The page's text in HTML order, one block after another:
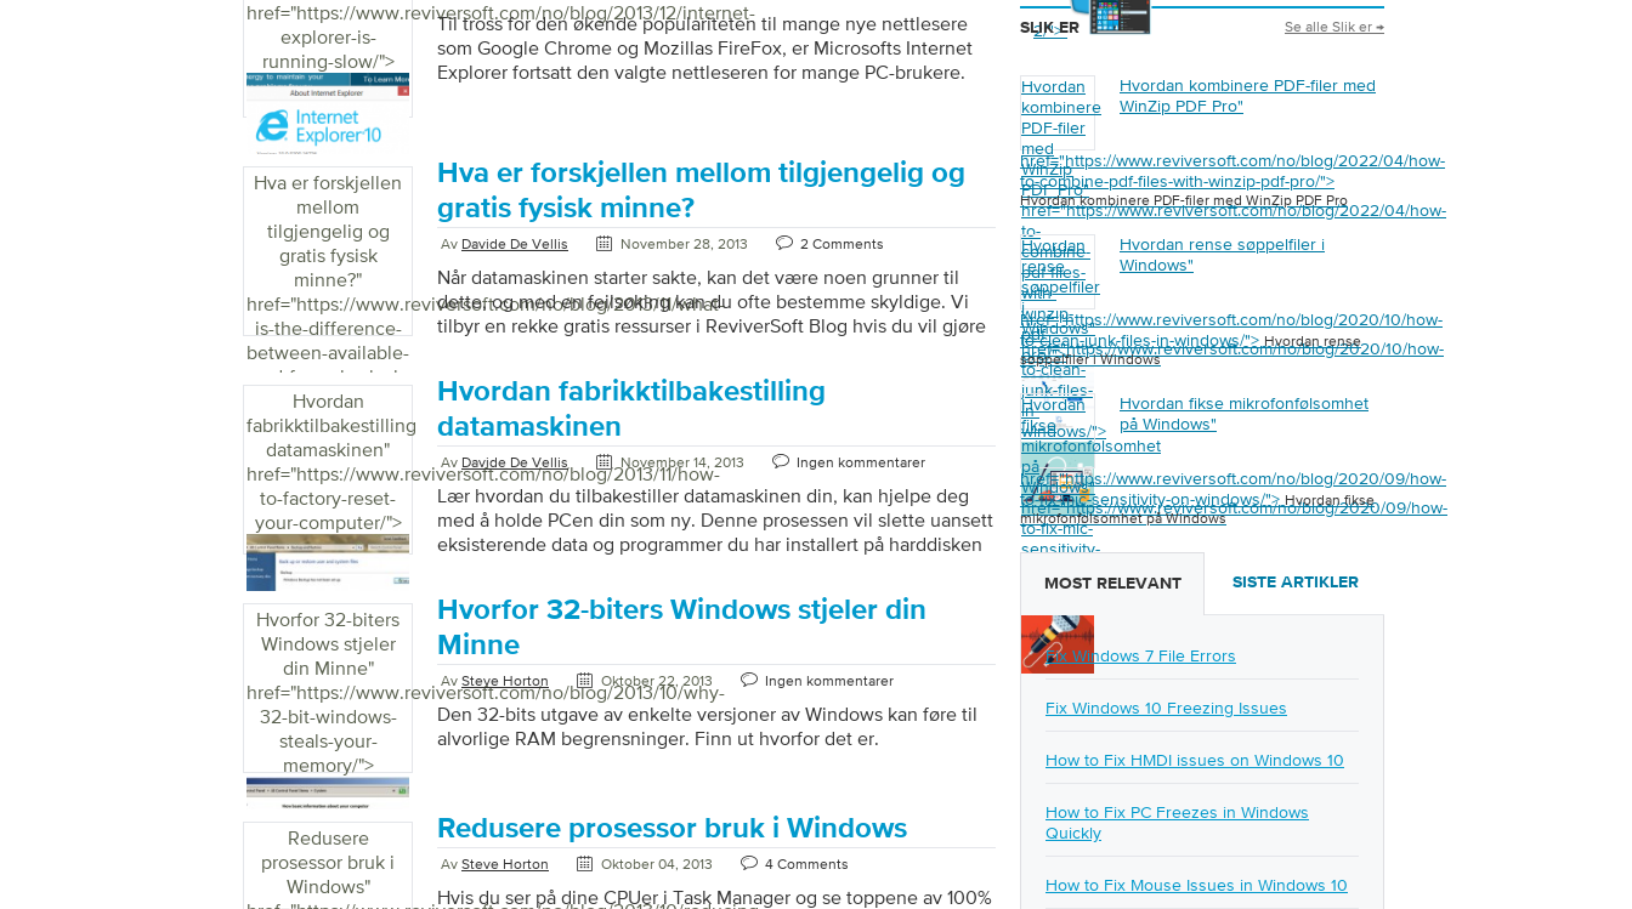
href="https://www.reviversoft.com/no/blog/2013/12/internet-
explorer-is-
running-slow/">
Til tross for den økende populariteten til mange nye nettlesere
som Google Chrome og Mozillas FireFox, er Microsofts Internet
Explorer fortsatt den valgte nettleseren for mange PC-brukere.
ytelsen (og noen ganger sikkerhetsproblemer), men i løpet av
årene har Microsoft gjort noen gode forbedringer i nettleseren, og
ikke så rart at det fortsatt ikke er borte. Alt dette blir sagt, […]
Hva er forskjellen
mellom
tilgjengelig og
gratis fysisk
minne?"
href="https://www.reviversoft.com/no/blog/2013/11/what-
is-the-difference-
between-available-
and-free-physical-
memory/">
Hva er forskjellen mellom tilgjengelig og
gratis fysisk minne?
Av Davide De Vellis November 28, 2013 2 Comments
Når datamaskinen starter sakte, kan det være noen grunner til
dette, og med en feilsøking kan du ofte bestemme skyldige. Vi
tilbyr en rekke gratis ressurser i ReviverSoft Blog hvis du vil gjøre
gjøre mye av arbeidet for deg. Gjennom å gjennomgå denne
feilsøkingsprosessen kan du fortelle om du kan løse problemet
med litt vedlikehold og optimalisering, komme forbi med en billig
oppgradering, eller hvis det er på tide å investere i et helt nytt
datasystem. […]
Hvordan
fabrikktilbakestilling
datamaskinen"
href="https://www.reviversoft.com/no/blog/2013/11/how-
to-factory-reset-
your-computer/">
Hvordan fabrikktilbakestilling
datamaskinen
Av Davide De Vellis November 14, 2013 Ingen kommentarer
Lær hvordan du tilbakestiller datamaskinen din, kan hjelpe deg
med å holde PCen din som ny. Denne prosessen vil slette uansett
eksisterende data og programmer du har installert på harddisken
den var i da du først åpnet boksen (og noen ganger enda bedre
siden det ikke vil inneholde alle uønskede programmer –
crapware – som kan komme med de fleste nye PCer). Noen
velger å tilbakestille PCen regelmessig for å holde den i gang
med toppform. Vanligvis utføres […]
Hvorfor 32-biters
Windows stjeler
din Minne"
href="https://www.reviversoft.com/no/blog/2013/10/why-
32-bit-windows-
steals-your-
memory/">
Hvorfor 32-biters Windows stjeler din
Minne
Av Steve Horton Oktober 22, 2013 Ingen kommentarer
Den 32-bits utgave av enkelte versjoner av Windows kan føre til
alvorlige RAM begrensninger. Finn ut hvorfor det er.
Redusere
prosessor bruk i
Windows"
Redusere prosessor bruk i Windows
Av Steve Horton Oktober 04, 2013 4 Comments
Hvis du ser på dine CPUer i Task Manager og se toppene av 100%
2/">
SLIK ER Se alle Slik er →
Hvordan
kombinere
PDF-filer
med
WinZip
PDF Pro"
href="https://www.reviversoft.com/no/blog/2022/04/how-
to-
combine-
pdf-files-
with-
winzip-
pdf-
pro/">
Hvordan kombinere PDF-filer med
WinZip PDF Pro"
href="https://www.reviversoft.com/no/blog/2022/04/how-
to-combine-pdf-files-with-winzip-pdf-pro/">
Hvordan kombinere PDF-filer med WinZip PDF Pro
Hvordan
rense
søppelfiler
i
Windows"
href="https://www.reviversoft.com/no/blog/2020/10/how-
to-clean-
junk-files-
in-
windows/">
Hvordan rense søppelfiler i
Windows"
href="https://www.reviversoft.com/no/blog/2020/10/how-
to-clean-junk-files-in-windows/"> Hvordan rense
søppelfiler i Windows
Hvordan
fikse
mikrofonfølsomhet
på
Windows"
href="https://www.reviversoft.com/no/blog/2020/09/how-
to-fix-mic-
sensitivity-
windows/">
Hvordan fikse mikrofonfølsomhet
på Windows"
href="https://www.reviversoft.com/no/blog/2020/09/how-
to-fix-mic-sensitivity-on-windows/"> Hvordan fikse
mikrofonfølsomhet på Windows
MOST RELEVANT SISTE ARTIKLER
Fix Windows 7 File Errors
Fix Windows 10 Freezing Issues
How to Fix HMDI issues on Windows 10
How to Fix PC Freezes in Windows
Quickly
How to Fix Mouse Issues in Windows 10